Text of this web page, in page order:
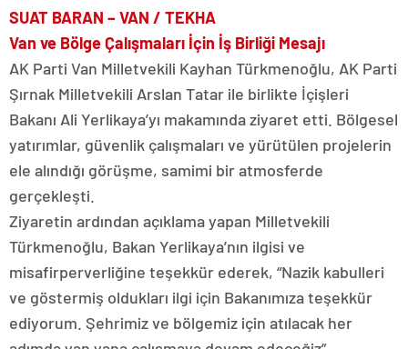
SUAT BARAN – VAN / TEKHA
Van ve Bölge Çalışmaları İçin İş Birliği Mesajı
AK Parti Van Milletvekili Kayhan Türkmenoğlu, AK Parti
Şırnak Milletvekili Arslan Tatar ile birlikte İçişleri
Bakanı Ali Yerlikaya’yı makamında ziyaret etti. Bölgesel
yatırımlar, güvenlik çalışmaları ve yürütülen projelerin
ele alındığı görüşme, samimi bir atmosferde
gerçekleşti.
Ziyaretin ardından açıklama yapan Milletvekili
Türkmenoğlu, Bakan Yerlikaya’nın ilgisi ve
misafirperverliğine teşekkür ederek, “Nazik kabulleri
ve göstermiş oldukları ilgi için Bakanımıza teşekkür
ediyorum. Şehrimiz ve bölgemiz için atılacak her